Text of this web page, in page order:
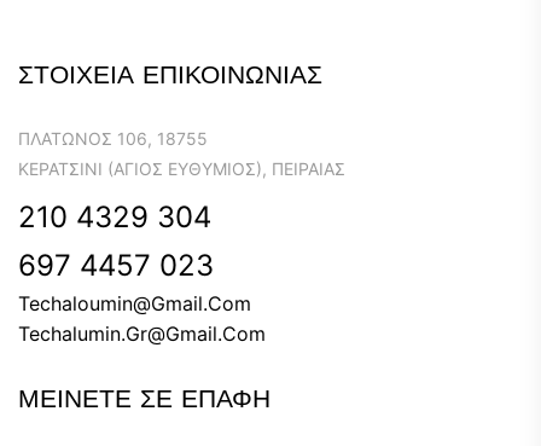
ΣΤΟΙΧΕΙΑ ΕΠΙΚΟΙΝΩΝΙΑΣ
ΠΛΆΤΩΝΟΣ 106, 18755
ΚΕΡΑΤΣΊΝΙ (ΆΓΙΟΣ ΕΥΘΎΜΙΟΣ), ΠΕΙΡΑΙΆΣ
210 4329 304
697 4457 023
Techaloumin@gmail.com
Techalumin.gr@gmail.com
ΜΕΙΝΕΤΕ ΣΕ ΕΠΑΦΗ